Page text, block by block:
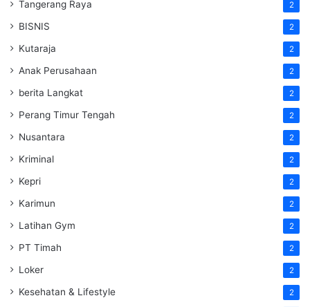
Tangerang Raya 2
BISNIS 2
Kutaraja 2
Anak Perusahaan 2
berita Langkat 2
Perang Timur Tengah 2
Nusantara 2
Kriminal 2
Kepri 2
Karimun 2
Latihan Gym 2
PT Timah 2
Loker 2
Kesehatan & Lifestyle 2